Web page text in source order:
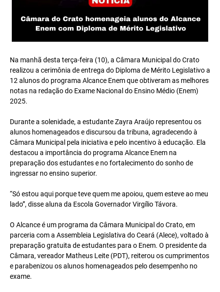
Na manhã desta terça-feira (10), a Câmara Municipal do Crato
realizou a cerimônia de entrega do Diploma de Mérito Legislativo a
12 alunos do programa Alcance Enem que obtiveram as melhores
notas na redação do Exame Nacional do Ensino Médio (Enem)
2025.
Durante a solenidade, a estudante Zayra Araújo representou os
alunos homenageados e discursou da tribuna, agradecendo à
Câmara Municipal pela iniciativa e pelo incentivo à educação. Ela
destacou a importância do programa Alcance Enem na
preparação dos estudantes e no fortalecimento do sonho de
ingressar no ensino superior.
“Só estou aqui porque teve quem me apoiou, quem esteve ao meu
lado”, disse aluna da Escola Governador Virgílio Távora.
O Alcance é um programa da Câmara Municipal do Crato, em
parceria com a Assembleia Legislativa do Ceará (Alece), voltado à
preparação gratuita de estudantes para o Enem. O presidente da
Câmara, vereador Matheus Leite (PDT), reiterou os cumprimentos
e parabenizou os alunos homenageados pelo desempenho no
exame.